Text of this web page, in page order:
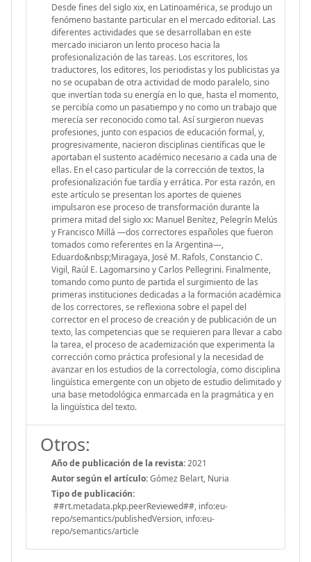
Desde fines del siglo xix, en Latinoamérica, se produjo un
fenómeno bastante particular en el mercado editorial. Las
diferentes actividades que se desarrollaban en este
mercado iniciaron un lento proceso hacia la
profesionalización de las tareas. Los escritores, los
traductores, los editores, los periodistas y los publicistas ya
no se ocupaban de otra actividad de modo paralelo, sino
que invertían toda su energía en lo que, hasta el momento,
se percibía como un pasatiempo y no como un trabajo que
merecía ser reconocido como tal. Así surgieron nuevas
profesiones, junto con espacios de educación formal, y,
progresivamente, nacieron disciplinas científicas que le
aportaban el sustento académico necesario a cada una de
ellas. En el caso particular de la corrección de textos, la
profesionalización fue tardía y errática. Por esta razón, en
este artículo se presentan los aportes de quienes
impulsaron ese proceso de transformación durante la
primera mitad del siglo xx: Manuel Benítez, Pelegrín Melús
y Francisco Millá —dos correctores españoles que fueron
tomados como referentes en la Argentina—,
Eduardo&nbsp;Miragaya, José M. Rafols, Constancio C.
Vigil, Raúl E. Lagomarsino y Carlos Pellegrini. Finalmente,
tomando como punto de partida el surgimiento de las
primeras instituciones dedicadas a la formación académica
de los correctores, se reflexiona sobre el papel del
corrector en el proceso de creación y de publicación de un
texto, las competencias que se requieren para llevar a cabo
la tarea, el proceso de academización que experimenta la
corrección como práctica profesional y la necesidad de
avanzar en los estudios de la correctología, como disciplina
lingüística emergente con un objeto de estudio delimitado y
una base metodológica enmarcada en la pragmática y en
la lingüística del texto.
Otros:
Año de publicación de la revista:2021
Autor según el artículo:Gómez Belart, Nuria
Tipo de publicación:
##rt.metadata.pkp.peerReviewed##, info:eu-
repo/semantics/publishedVersion, info:eu-
repo/semantics/article